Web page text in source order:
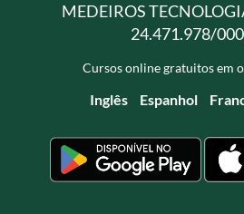
MEDEIROS
24.471.978/
Cursos online gratuitos em
Inglês Espanhol